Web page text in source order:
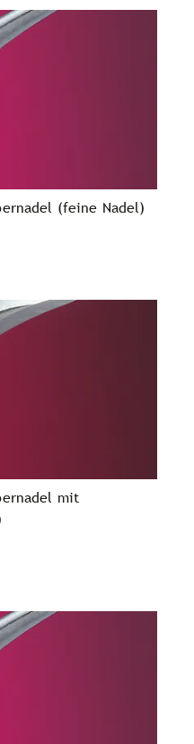
(feine Nadel)
mit